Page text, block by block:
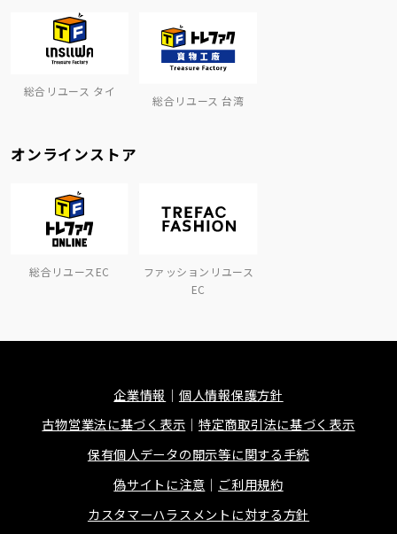
総合リユース タイ
総合リユース 台湾
オンラインストア
総合リユースEC
ファッションリユース
EC
企業情報
個人情報保護方針
古物営業法に基づく表示
特定商取引法に基づく表示
保有個人データの開示等に関する手続
偽サイトに注意
ご利用規約
カスタマーハラスメントに対する方針